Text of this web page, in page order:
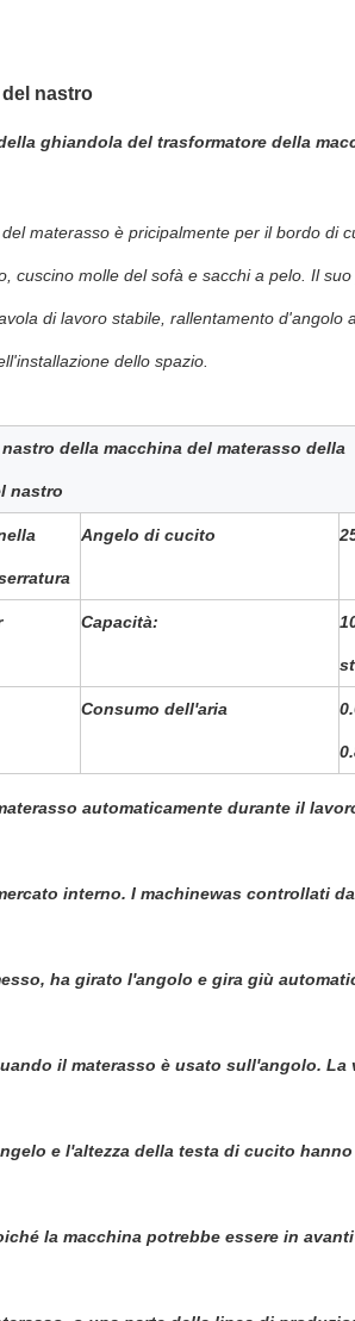
nastro
ghiandola del trasformatore della
materasso è pricipalmente per il bordo di
cuscino molle del sofà e sacchi a pelo. Il
di lavoro stabile, rallentamento d'angolo
dello spazio.
della macchina del materasso della
nastro
Angelo di cucito
Capacità:
Consumo dell'aria
automaticamente durante il
interno. I machinewas controllati
ha girato l'angolo e gira giù
il materasso è usato sull'angolo.
e l'altezza della testa di cucito
la macchina potrebbe essere in